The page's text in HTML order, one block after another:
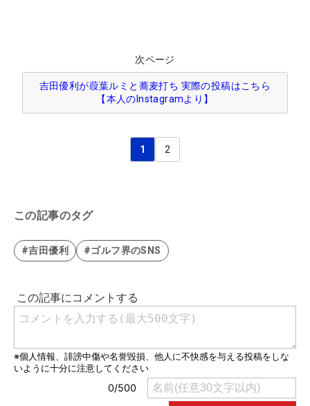
次ページ
吉田優利が葭葉ルミと蕎麦打ち 実際の投稿はこちら
【本人のInstagramより】
1 2
この記事のタグ
#吉田優利 #ゴルフ界のSNS